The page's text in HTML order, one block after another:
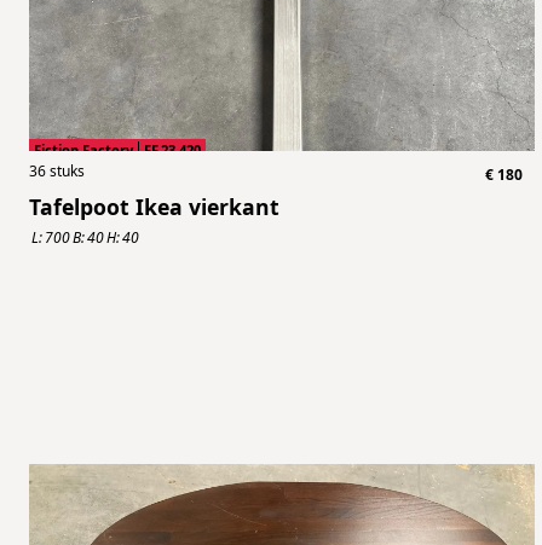
Fiction Factory FF.23.420
36stuks € 180
Tafelpoot Ikea vierkant
L:700B:40H:40